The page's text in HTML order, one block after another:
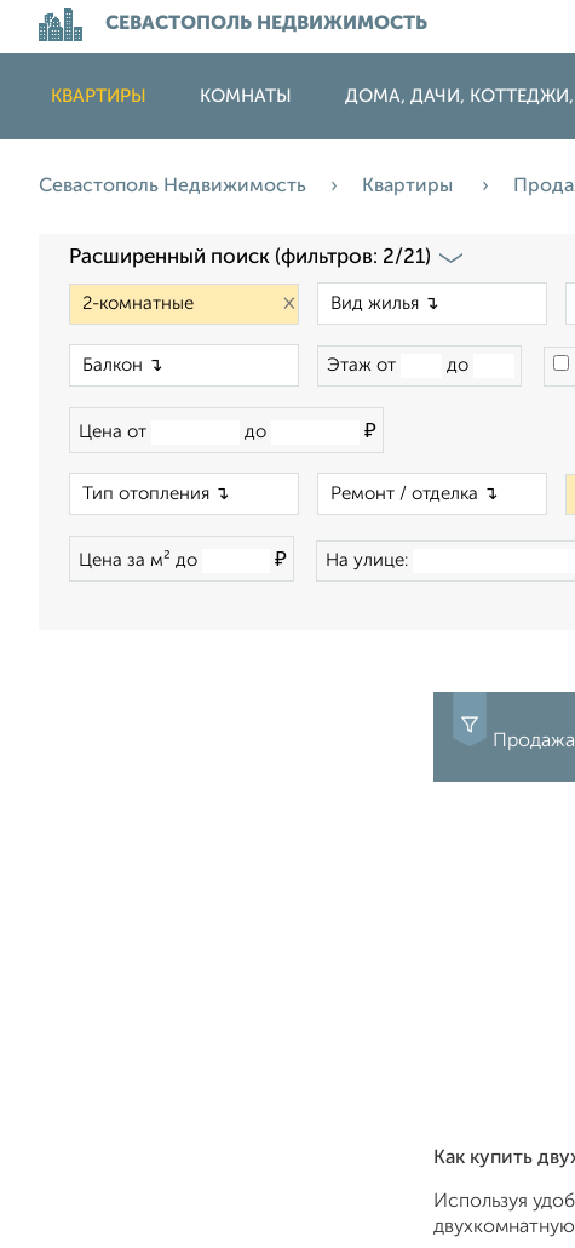
СЕВАСТОПОЛЬ НЕДВИЖИМОСТЬ
КВАРТИРЫ КОМНАТЫ ДОМА, ДАЧИ, КОТТЕДЖИ,
Севастополь Недвижимость Квартиры
Расширенный поиск (фильтров: 2/21)
×
Этаж от до
Цена от до ₽
Цена за м² до ₽ На улице:
Как купить
Используя